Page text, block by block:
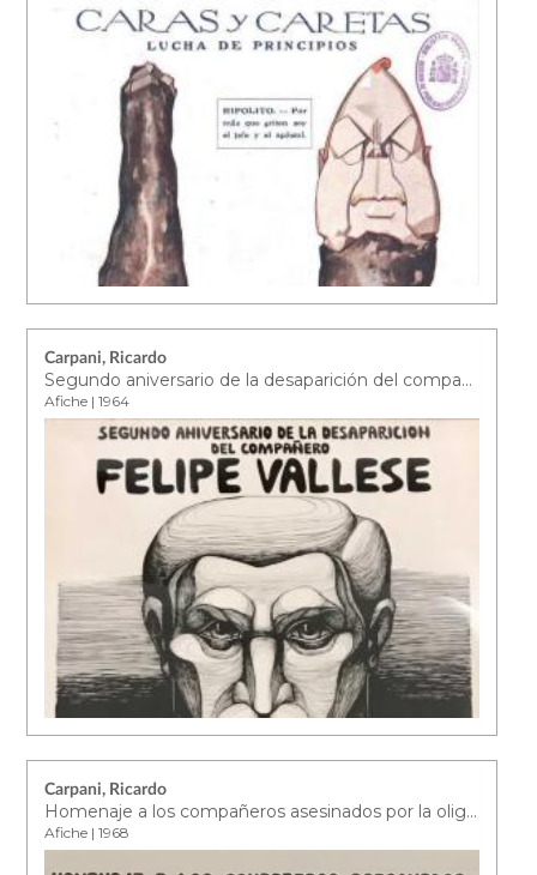
Carpani, Ricardo
Segundo aniversario de la desaparición del compañero Felipe Vallese
Afiche | 1964
Carpani, Ricardo
Homenaje a los compañeros asesinados por la oligarquía en junio de 1956
Afiche | 1968